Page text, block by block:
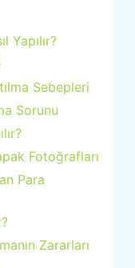
Yapılır?
Sebepleri
Sorunu
Fotoğrafları
Para
Zararları